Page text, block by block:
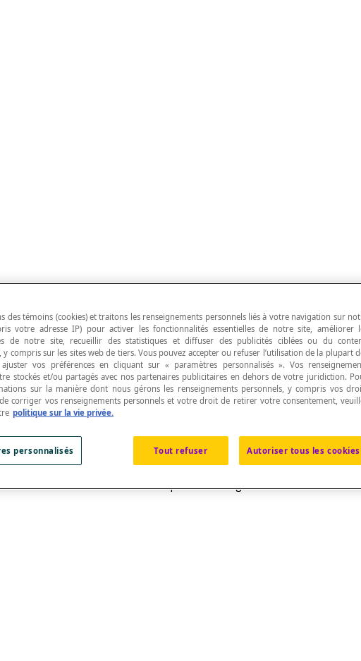
tangenteà ce cercle à l'une des extrémités de cette
au cercle de centre O. Le point de tangence est l'extrémité
des témoins (cookies) et traitons les renseignements personnels liés à votre navigation sur
votre adresse IP) pour activer les fonctionnalités essentielles de notre site, améliorer
de notre site, recueillir des statistiques et diffuser des publicités ciblées ou du
y compris sur les sites web de tiers. Vous pouvez accepter ou refuser l’utilisation de la plupart
vos préférences en cliquant sur « paramètres personnalisés ». Vos
stockés et/ou partagés avec nos partenaires publicitaires en dehors de votre juridiction.
sur la manière dont nous gérons les renseignements personnels, y compris vos
de corriger vos renseignements personnels et votre droit de retirer votre consentement,
politique sur la vie privée.
Tout refuser Autoriser tous les cookies
personnalisés